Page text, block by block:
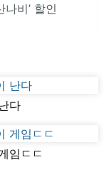
비’ 할인
다
임ㄷㄷ